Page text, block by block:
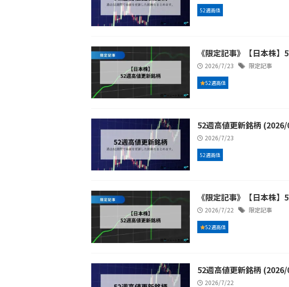
52週高値
《限定記事》【日本株】
2026/7/23 限定記事
52週高値
52週高値更新銘柄
2026/7/23
52週高値
《限定記事》【日本株】
2026/7/22 限定記事
52週高値
52週高値更新銘柄
2026/7/22